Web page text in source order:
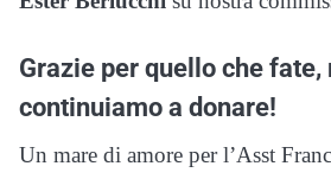
Grazie per quello che fate,
continuiamo a donare!
Un mare di amore per l’Asst